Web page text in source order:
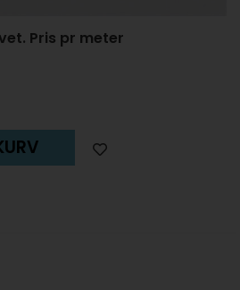
Pris pr meter